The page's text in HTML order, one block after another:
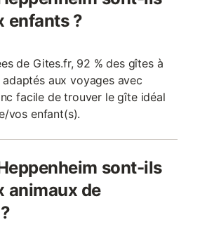
enfants ?
de Gites.fr, 92 % des gîtes à
aux voyages avec
facile de trouver le gîte idéal
vos enfant(s).
sont-ils
animaux de